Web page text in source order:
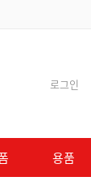
로그인
용품